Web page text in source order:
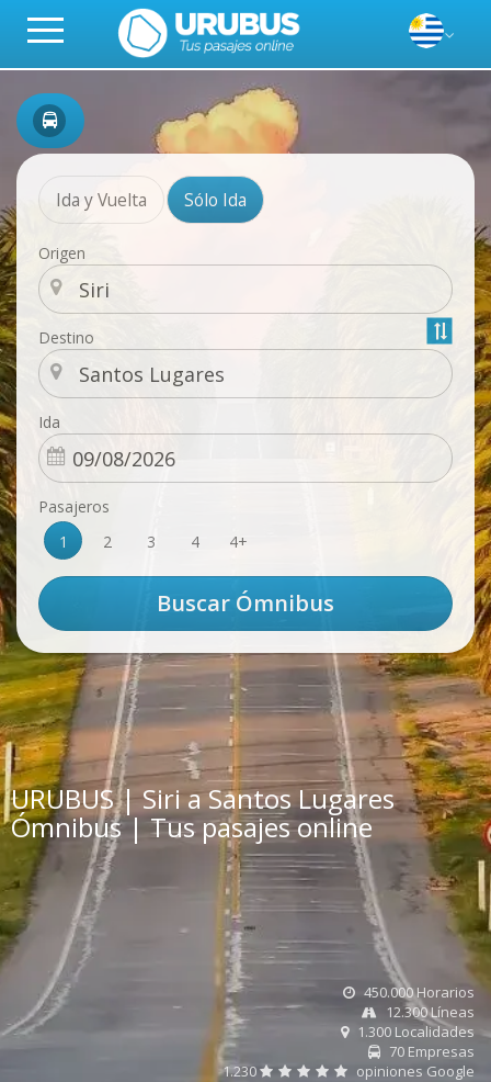
Ida y Vuelta Sólo Ida
Origen
Destino
Ida
Pasajeros
1
2 3 4 4+
URUBUS | Siri a Santos Lugares
Ómnibus | Tus pasajes online
450.000 Horarios
12.300 Líneas
1.300 Localidades
70 Empresas
1.230
opiniones Google